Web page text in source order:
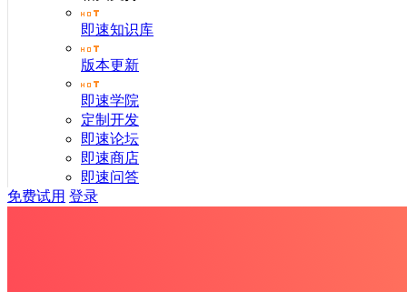
即速知识库
版本更新
即速学院
定制开发
即速论坛
即速商店
即速问答
免费试用 登录